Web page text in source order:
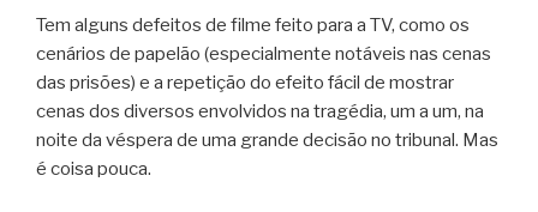
Tem alguns defeitos de filme feito para a TV, como os
cenários de papelão (especialmente notáveis nas cenas
das prisões) e a repetição do efeito fácil de mostrar
cenas dos diversos envolvidos na tragédia, um a um, na
noite da véspera de uma grande decisão no tribunal. Mas
é coisa pouca.